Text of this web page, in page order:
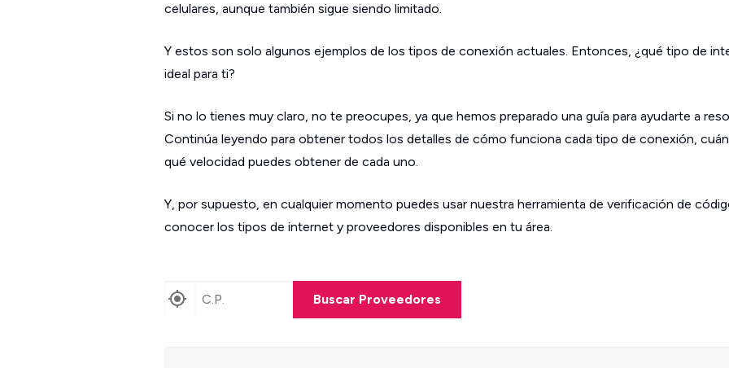
celulares, aunque también sigue siendo limitado.
Y estos son solo algunos ejemplos de los tipos de conexión actuales. Entonces, ¿qué tipo de
ideal para ti?
Si no lo tienes muy claro, no te preocupes, ya que hemos preparado una guía para ayudarte a
Continúa leyendo para obtener todos los detalles de cómo funciona cada tipo de conexión,
qué velocidad puedes obtener de cada uno.
Y, por supuesto, en cualquier momento puedes usar nuestra herramienta de verificación de
conocer los tipos de internet y proveedores disponibles en tu área.
Buscar Proveedores